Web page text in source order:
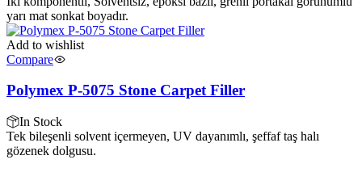
yarı mat sonkat boyadır.
Add to wishlist
Compare
Polymex P-5075 Stone Carpet Filler
In Stock
Tek bileşenli solvent içermeyen, UV dayanımlı, şeffaf taş halı
gözenek dolgusu.